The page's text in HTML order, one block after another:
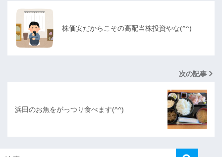
株価安だからこその高配当株投資やな(^^)
次の記事
浜田のお魚をがっつり食べます(^^)